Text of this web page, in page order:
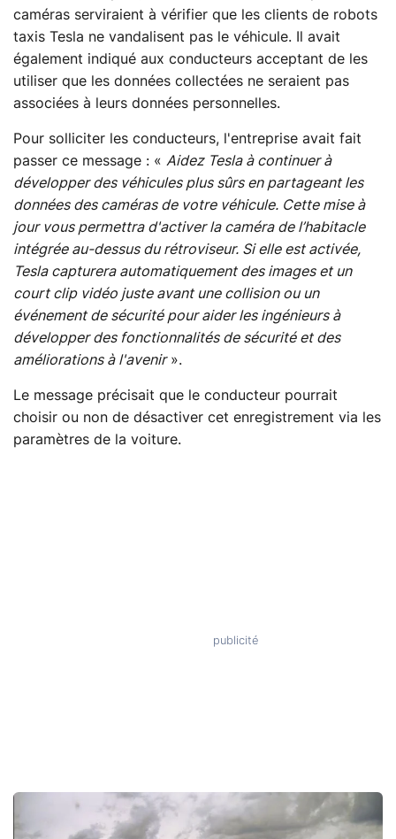
caméras serviraient à vérifier que les clients de robots
taxis Tesla ne vandalisent pas le véhicule. Il avait
également indiqué aux conducteurs acceptant de les
utiliser que les données collectées ne seraient pas
associées à leurs données personnelles.
Pour solliciter les conducteurs, l'entreprise avait fait
passer ce message : « Aidez Tesla à continuer à
développer des véhicules plus sûrs en partageant les
données des caméras de votre véhicule. Cette mise à
jour vous permettra d'activer la caméra de l’habitacle
intégrée au-dessus du rétroviseur. Si elle est activée,
Tesla capturera automatiquement des images et un
court clip vidéo juste avant une collision ou un
événement de sécurité pour aider les ingénieurs à
développer des fonctionnalités de sécurité et des
améliorations à l'avenir».
Le message précisait que le conducteur pourrait
choisir ou non de désactiver cet enregistrement via les
paramètres de la voiture.